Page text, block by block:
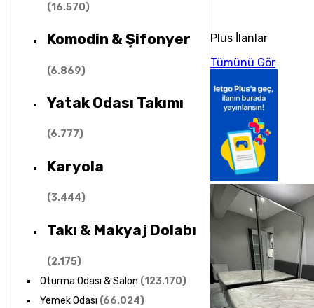
(16.570)
Komodin & Şifonyer
(6.869)
Yatak Odası Takımı
(6.777)
Karyola
(3.444)
Takı & Makyaj Dolabı
(2.175)
Oturma Odası & Salon (123.170)
Yemek Odası (66.024)
Plus İlanlar
Tümünü Gör